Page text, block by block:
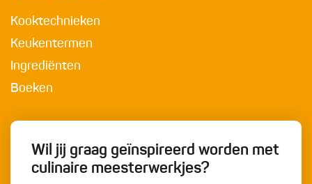
Kooktechnieken
Keukentermen
Ingrediënten
Boeken
Wil jij graag geïnspireerd worden met
culinaire meesterwerkjes?